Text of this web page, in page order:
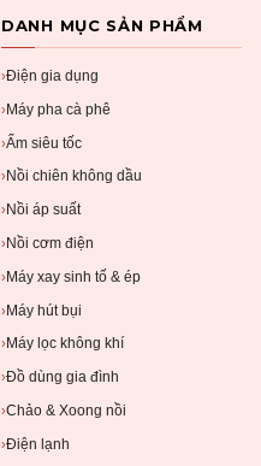
DANH MỤC SẢN PHẨM
›Điện gia dụng
›Máy pha cà phê
›Ấm siêu tốc
› Nồi chiên không dầu
› Nồi áp suất
› Nồi cơm điện
›Máy xay sinh tố & ép
›Máy hút bụi
› Máy lọc không khí
›Đồ dùng gia đình
›Chảo & Xoong nồi
›Điện lạnh